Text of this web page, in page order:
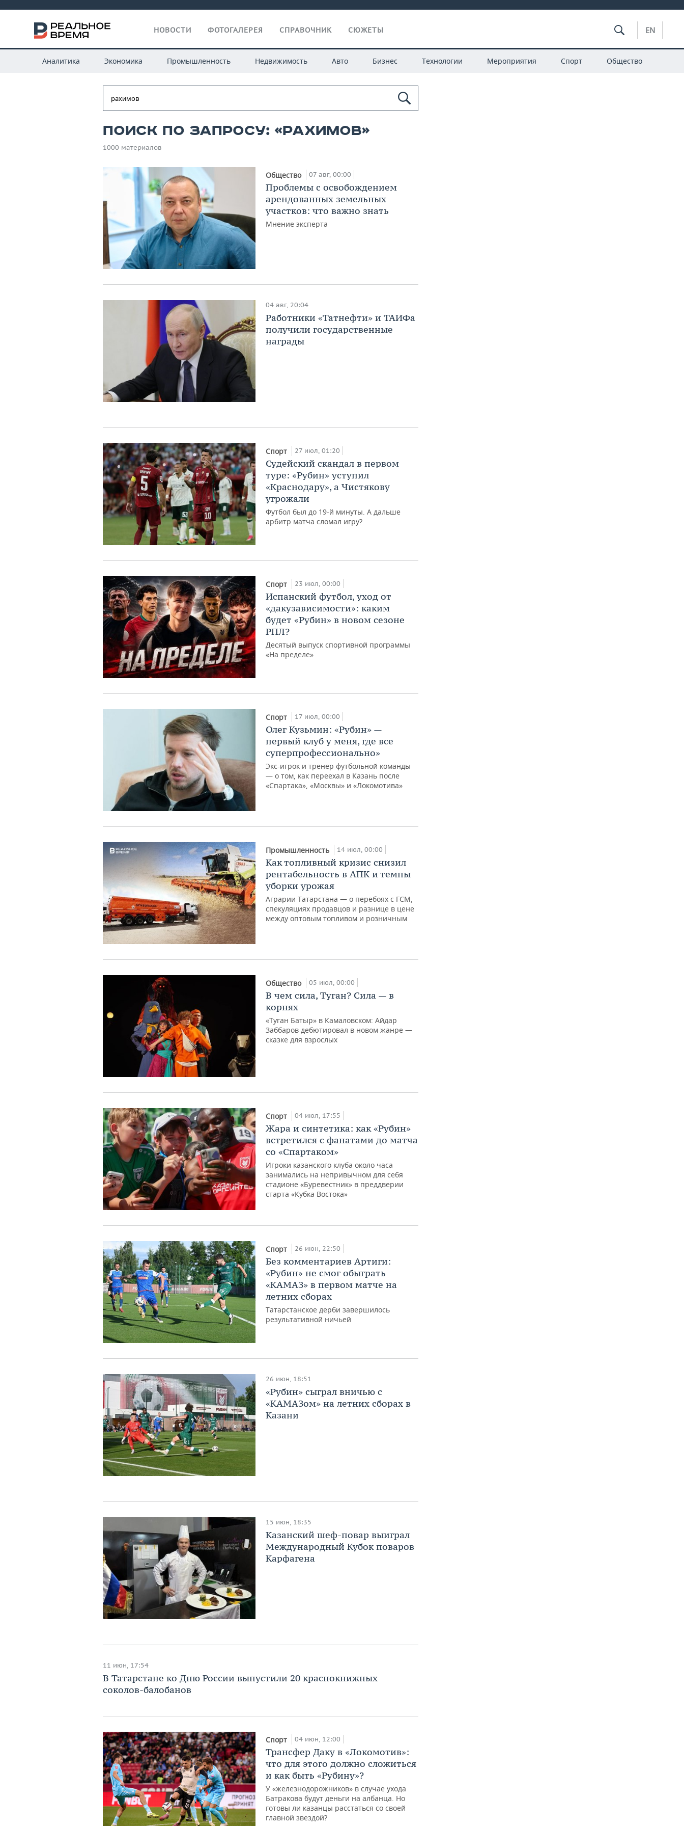
НОВОСТИ ФОТОГАЛЕРЕЯ СПРАВОЧНИК СЮЖЕТЫ EN
Аналитика Экономика Промышленность Недвижимость Авто Бизнес Технологии Мероприятия Спорт Общество
Поиск по запросу: «рахимов»
1000 материалов
Общество 07 авг, 00:00
Проблемы с освобождением
арендованных земельных
участков: что важно знать
Мнение эксперта
04 авг, 20:04
Работники «Татнефти» и ТАИФа
получили государственные
награды
Спорт 27 июл, 01:20
Судейский скандал в первом
туре: «Рубин» уступил
«Краснодару», а Чистякову
угрожали
Футбол был до 19-й минуты. А дальше
арбитр матча сломал игру?
Спорт 23 июл, 00:00
Испанский футбол, уход от
«дакузависимости»: каким
будет «Рубин» в новом сезоне
РПЛ?
Десятый выпуск спортивной программы
«На пределе»
Спорт 17 июл, 00:00
Олег Кузьмин: «Рубин» —
первый клуб у меня, где все
суперпрофессионально»
Экс-игрок и тренер футбольной команды
— о том, как переехал в Казань после
«Спартака», «Москвы» и «Локомотива»
Промышленность 14 июл, 00:00
Как топливный кризис снизил
рентабельность в АПК и темпы
уборки урожая
Аграрии Татарстана — о перебоях с ГСМ,
спекуляциях продавцов и разнице в цене
между оптовым топливом и розничным
Общество 05 июл, 00:00
В чем сила, Туган? Сила — в
корнях
«Туган Батыр» в Камаловском: Айдар
Заббаров дебютировал в новом жанре —
сказке для взрослых
Спорт 04 июл, 17:55
Жара и синтетика: как «Рубин»
встретился с фанатами до матча
со «Спартаком»
Игроки казанского клуба около часа
занимались на непривычном для себя
стадионе «Буревестник» в преддверии
старта «Кубка Востока»
Спорт 26 июн, 22:50
Без комментариев Артиги:
«Рубин» не смог обыграть
«КАМАЗ» в первом матче на
летних сборах
Татарстанское дерби завершилось
результативной ничьей
26 июн, 18:51
«Рубин» сыграл вничью с
«КАМАЗом» на летних сборах в
Казани
15 июн, 18:35
Казанский шеф-повар выиграл
Международный Кубок поваров
Карфагена
11 июн, 17:54
В Татарстане ко Дню России выпустили 20 краснокнижных
соколов-балобанов
Спорт 04 июн, 12:00
Трансфер Даку в «Локомотив»:
что для этого должно сложиться
и как быть «Рубину»?
У «железнодорожников» в случае ухода
Батракова будут деньги на албанца. Но
готовы ли казанцы расстаться со своей
главной звездой?